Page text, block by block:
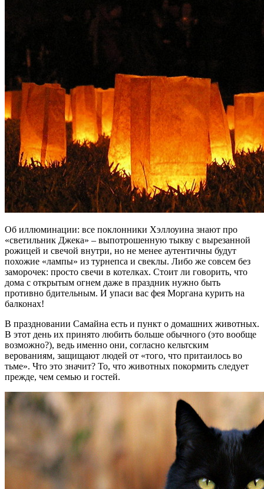
Об иллюминации: все поклонники Хэллоуина знают про
«светильник Джека» – выпотрошенную тыкву с вырезанной
рожицей и свечой внутри, но не менее аутентичны будут
похожие «лампы» из турнепса и свеклы. Либо же совсем без
заморочек: просто свечи в котелках. Стоит ли говорить, что
дома с открытым огнем даже в праздник нужно быть
противно бдительным. И упаси вас фея Моргана курить на
балконах!
В праздновании Самайна есть и пункт о домашних животных.
В этот день их принято любить больше обычного (это вообще
возможно?), ведь именно они, согласно кельтским
верованиям, защищают людей от «того, что притаилось во
тьме». Что это значит? То, что животных покормить следует
прежде, чем семью и гостей.